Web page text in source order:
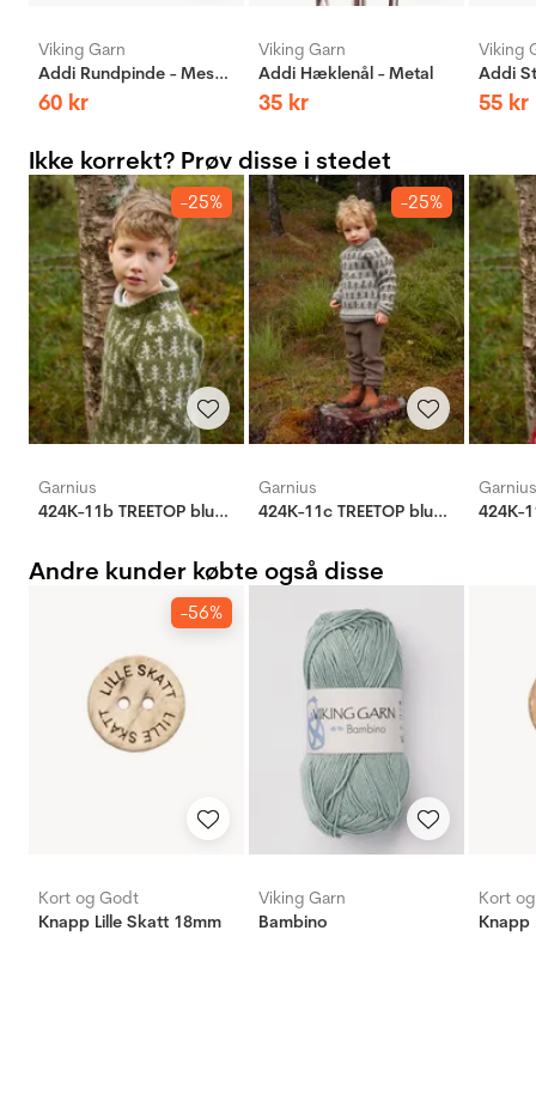
Viking Garn
Addi Rundpinde - Messing
60 kr
Viking Garn
Addi Hæklenål - Metal
35 kr
Viking
55 kr
Ikke korrekt? Prøv disse i stedet
-25%
Garnius
424K-11b TREETOP bluse mini
-25%
Garnius
424K-11c TREETOP bluse mini
Garnius
Andre kunder købte også disse
-56%
Kort og Godt
Knapp Lille Skatt 18mm
Viking Garn
Bambino
Kort
Knapp